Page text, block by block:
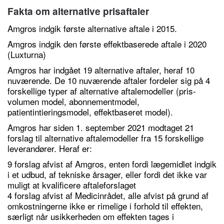
Fakta om alternative prisaftaler
Amgros indgik første alternative aftale i 2015.
Amgros indgik den første effektbaserede aftale i 2020
(Luxturna)
Amgros har indgået 19 alternative aftaler, heraf 10
nuværende. De 10 nuværende aftaler fordeler sig på 4
forskellige typer af alternative aftalemodeller (pris-
volumen model, abonnementmodel,
patientintieringsmodel, effektbaseret model).
Amgros har siden 1. september 2021 modtaget 21
forslag til alternative aftalemodeller fra 15 forskellige
leverandører. Heraf er:
9 forslag afvist af Amgros, enten fordi lægemidlet indgik
i et udbud, af tekniske årsager, eller fordi det ikke var
muligt at kvalificere aftaleforslaget
4 forslag afvist af Medicinrådet, alle afvist på grund af
omkostningerne ikke er rimelige i forhold til effekten,
særligt når usikkerheden om effekten tages i